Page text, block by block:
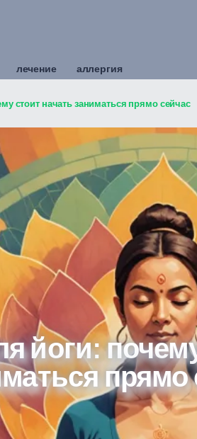
лечение аллергия
стоит начать заниматься прямо сейчас
йоги:
прямо